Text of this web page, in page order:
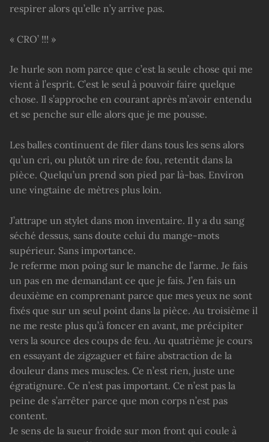
respirer alors qu’elle n’y arrive pas.
« CRO’ !!! »
Je hurle son nom parce que c’est la seule chose qui me
vient à l’esprit. C’est le seul à pouvoir faire quelque
chose. Il s’approche en courant après m’avoir entendu
et se penche sur elle alors que je me pousse.
Les balles continuent de filer dans tous les sens alors
qu’un cri, ou plutôt un rire de fou, retentit dans la
pièce. Quelqu’un prend son pied par là-bas. Environ
une vingtaine de mètres plus loin.
J’attrape un stylet dans mon inventaire. Il y a du sang
séché dessus, sans doute celui du mange-mots
supérieur. Sans importance.
Je referme mon poing sur le manche de l’arme. Je fais
un pas en me demandant ce que je fais. J’en fais un
deuxième en comprenant parce que mes yeux ne sont
fixés que sur un seul point dans la pièce. Au troisième il
ne me reste plus qu’à foncer en avant, me précipiter
vers la source des coups de feu. Au quatrième je cours
en essayant de zigzaguer et faire abstraction de la
douleur dans mes muscles. Ce n’est rien, juste une
égratignure. Ce n’est pas important. Ce n’est pas la
peine de s’arrêter parce que mon corps n’est pas
content.
Je sens de la sueur froide sur mon front qui coule à